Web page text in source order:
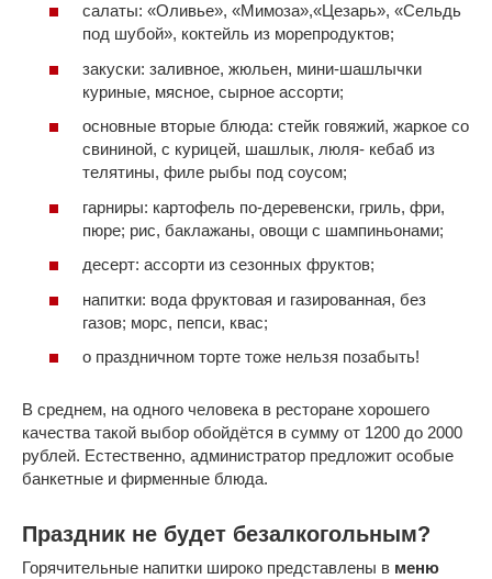
салаты: «Оливье», «Мимоза»,«Цезарь», «Сельдь
под шубой», коктейль из морепродуктов;
закуски: заливное, жюльен, мини-шашлычки
куриные, мясное, сырное ассорти;
основные вторые блюда: стейк говяжий, жаркое со
свининой, с курицей, шашлык, люля- кебаб из
телятины, филе рыбы под соусом;
гарниры: картофель по-деревенски, гриль, фри,
пюре; рис, баклажаны, овощи с шампиньонами;
десерт: ассорти из сезонных фруктов;
напитки: вода фруктовая и газированная, без
газов; морс, пепси, квас;
о праздничном торте тоже нельзя позабыть!
В среднем, на одного человека в ресторане хорошего
качества такой выбор обойдётся в сумму от 1200 до 2000
рублей. Естественно, администратор предложит особые
банкетные и фирменные блюда.
Праздник не будет безалкогольным?
Горячительные напитки широко представлены в меню